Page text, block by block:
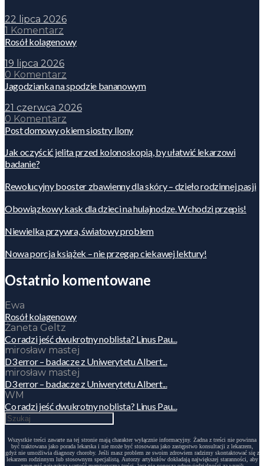
22 lipca 2026
1 Komentarz
Rosół kolagenowy
19 lipca 2026
0 Komentarz
Jagodzianka na spodzie bananowym
21 czerwca 2026
0 Komentarz
Post domowy okiem siostry Ilony
Jak oczyścić jelita przed kolonoskopią, by ułatwić lekarzowi
badanie?
Rewolucyjny booster zbawienny dla skóry – dzieło rodzinnej pasji
Obowiązkowy kask dla dzieci na hulajnodze. Wchodzi przepis!
Niewielka przywra, światowy problem
Nowa porcja książek – nie przegap ciekawej lektury!
Ostatnio komentowane
Ewa
Rosół kolagenowy
Żaneta Geltz
Co radzi jeść dwukrotny noblista? Linus Pau...
mirosław mastej
D3 error – badacze z Uniwerytetu Albert...
mirosław mastej
D3 error – badacze z Uniwerytetu Albert...
WM
Co radzi jeść dwukrotny noblista? Linus Pau...
Wszystkie treści zawarte na tej stronie mają charakter wyłącznie informacyjny. Żadna z treści nie powinna
być traktowana jako porada lekarska i nie może być stosowana jako zastępstwo konsultacji z lekarzem,
gdyż nie umożliwia diagnozy choroby. Jeśli masz problem ze swoim zdrowiem radzimy skontaktować się z
lekarzem rodzinnym lub stosownym specjalistą. Autorzy artykułów dokładają największej staranności, aby